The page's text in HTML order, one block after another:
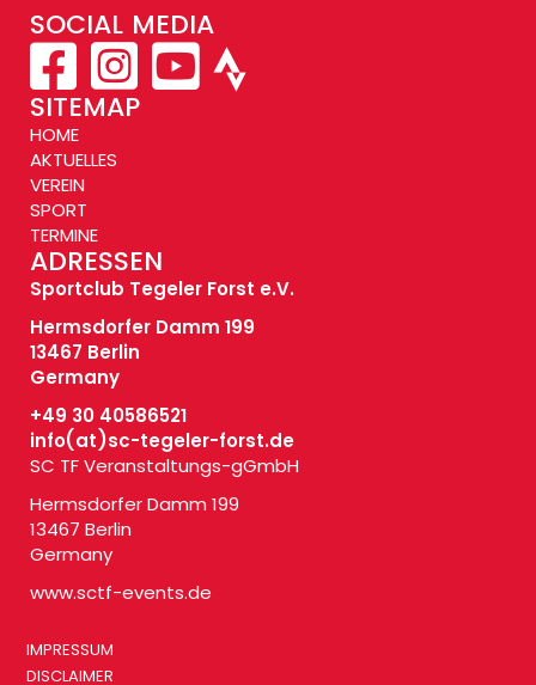
SOCIAL MEDIA
SITEMAP
HOME
AKTUELLES
VEREIN
SPORT
TERMINE
ADRESSEN
Sportclub Tegeler Forst e.V.
Hermsdorfer Damm 199
13467 Berlin
Germany
+49 30 40586521
info(at)sc-tegeler-forst.de
SC TF Veranstaltungs-gGmbH
Hermsdorfer Damm 199
13467 Berlin
Germany
www.sctf-events.de
IMPRESSUM
DISCLAIMER